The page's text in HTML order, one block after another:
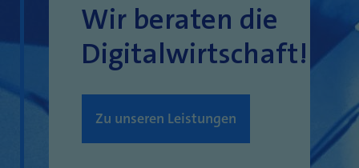
Wir beraten die
Digitalwirtschaft!
Zu unseren Leistungen